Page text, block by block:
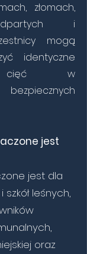
złomach,
i
mogą
identyczne
cięć w
jest
jest dla
leśnych,
oraz